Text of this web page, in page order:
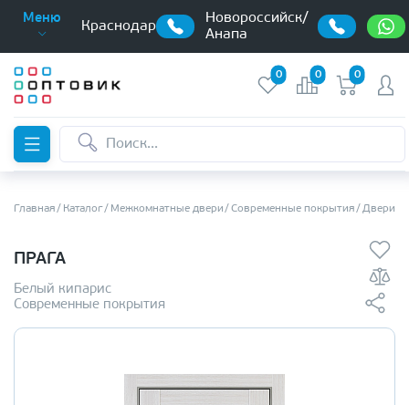
Меню
Краснодар
Новороссийск/
Анапа
0 0 0
Главная Каталог Межкомнатные двери Современные покрытия Двери
ПРАГА
Белый кипарис
Современные покрытия